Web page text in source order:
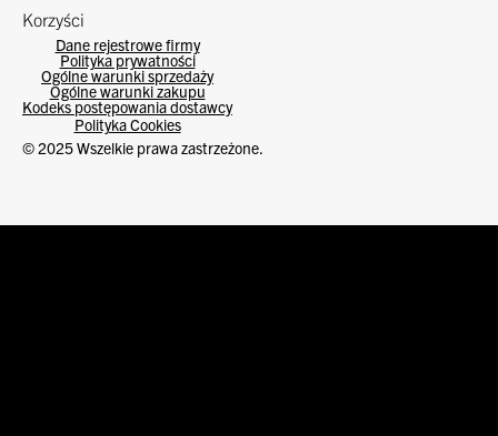
Korzyści
© 2025 Wszelkie prawa zastrzeżone.
Dane rejestrowe firmy
Polityka prywatności
Ogólne warunki sprzedaży
Ogólne warunki zakupu
Kodeks postępowania dostawcy
Polityka Cookies